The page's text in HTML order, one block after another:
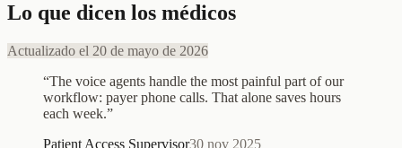
Lo que dicen los médicos
Actualizado el 20 de mayo de 2026
“The voice agents handle the most painful part of our
workflow: payer phone calls. That alone saves hours
each week.”
Patient Access Supervisor30 nov 2025